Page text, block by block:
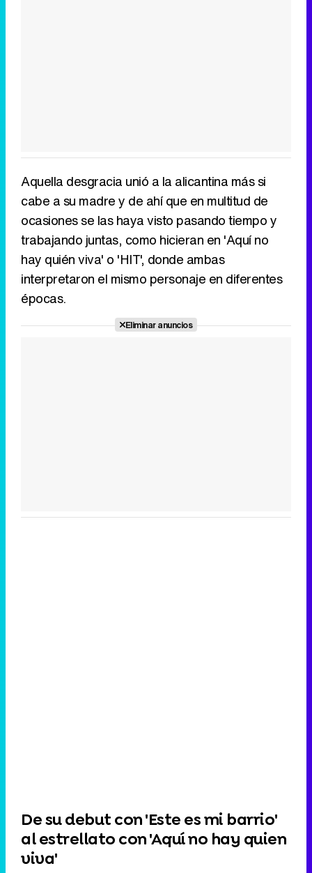
Aquella desgracia unió a la alicantina más si
cabe a su madre y de ahí que en multitud de
ocasiones se las haya visto pasando tiempo y
trabajando juntas, como hicieran en 'Aquí no
hay quién viva' o 'HIT', donde ambas
interpretaron el mismo personaje en diferentes
épocas.
Eliminar anuncios
De su debut con 'Este es mi barrio'
al estrellato con 'Aquí no hay quien
viva'